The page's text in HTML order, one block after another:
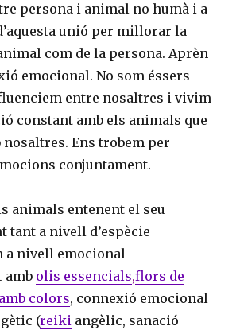
persona i animal no humà i a
unió per millorar la
com de la persona. Aprèn
emocional. No som éssers
entre nosaltres i vivim
constant amb els animals que
nosaltres. Ens trobem per
conjuntament.
animals entenent el seu
tant a nivell d’espècie
a nivell emocional
amb olis essencials,flors de
colors, connexió emocional
(reiki angèlic, sanació